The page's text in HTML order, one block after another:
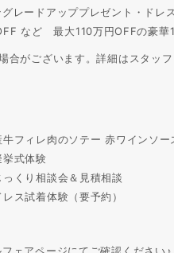
レードアッププレゼント・ド
など 最大110万円OFFの豪華
合がございます。詳細はスタッ
フィレ肉のソテー 赤ワインソー
式体験
くり相談会＆見積相談
ス試着体験（要予約）
ェアページにてご確認ください♪